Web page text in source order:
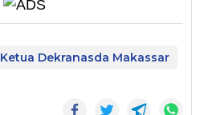
Ketua Dekranasda Makassar